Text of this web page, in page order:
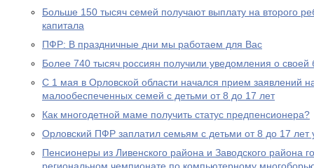
Больше 150 тысяч семей получают выплату на второго
капитала
ПФР: В праздничные дни мы работаем для Вас
Более 740 тысяч россиян получили уведомления о
С 1 мая в Орловской области начался прием заявлений
малообеспеченных семей с детьми от 8 до 17 лет
Как многодетной маме получить статус предпенсионера?
Орловский ПФР заплатил семьям с детьми от 8 до 17
Пенсионеры из Ливенского района и Заводского района